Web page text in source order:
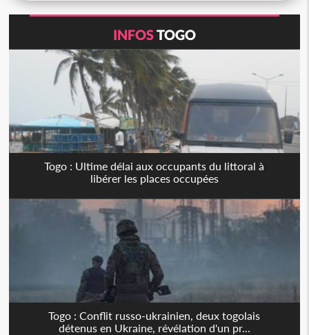
INFOSTOGO
Togo : Ultime délai aux occupants du littoral à
libérer les places occupées
Togo : Conflit russo-ukrainien, deux togolais
détenus en Ukraine, révélation d'un pr...